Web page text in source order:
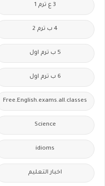
3 ع ترم 1
4 ب ترم 2
5 ب ترم اول
6 ب ترم اول
Free.English.exams.all.classes
Science
idioms
اخبار التعليم